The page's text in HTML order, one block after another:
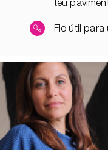
teu
Fio útil para